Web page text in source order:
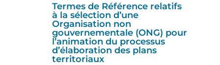
Termes de Référence relatifs
à la sélection d’une
Organisation non
gouvernementale (ONG) pour
l’animation du processus
d’élaboration des plans
territoriaux